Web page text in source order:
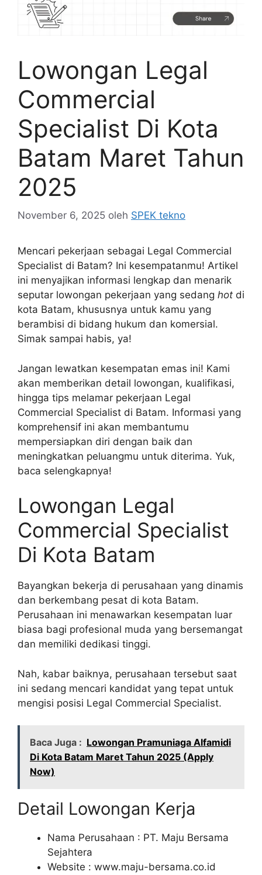
Lowongan Legal
Commercial
Specialist Di Kota
Batam Maret Tahun
2025
November 6, 2025 oleh SPEK tekno
Mencari pekerjaan sebagai Legal Commercial
Specialist di Batam? Ini kesempatanmu! Artikel
ini menyajikan informasi lengkap dan menarik
seputar lowongan pekerjaan yang sedang hot di
kota Batam, khususnya untuk kamu yang
berambisi di bidang hukum dan komersial.
Simak sampai habis, ya!
Jangan lewatkan kesempatan emas ini! Kami
akan memberikan detail lowongan, kualifikasi,
hingga tips melamar pekerjaan Legal
Commercial Specialist di Batam. Informasi yang
komprehensif ini akan membantumu
mempersiapkan diri dengan baik dan
meningkatkan peluangmu untuk diterima. Yuk,
baca selengkapnya!
Lowongan Legal
Commercial Specialist
Di Kota Batam
Bayangkan bekerja di perusahaan yang dinamis
dan berkembang pesat di kota Batam.
Perusahaan ini menawarkan kesempatan luar
biasa bagi profesional muda yang bersemangat
dan memiliki dedikasi tinggi.
Nah, kabar baiknya, perusahaan tersebut saat
ini sedang mencari kandidat yang tepat untuk
mengisi posisi Legal Commercial Specialist.
Baca Juga : Lowongan Pramuniaga Alfamidi
Di Kota Batam Maret Tahun 2025 (Apply
Now)
Detail Lowongan Kerja
Nama Perusahaan : PT. Maju Bersama
Sejahtera
Website : www.maju-bersama.co.id